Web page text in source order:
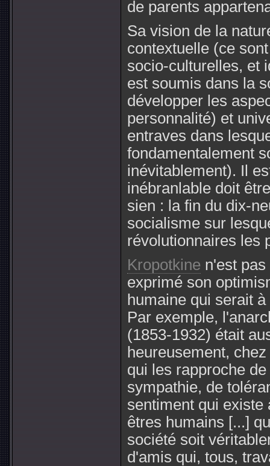
de parents
Sa vision de la
contextuelle (ce
socio-culturelles, et
est soumis dans la
développer les
personnalité) et
entraves dans
fondamentalement
inévitablement). Il
inébranlable doit
sien : la fin du dix-
socialisme sur
révolutionnaires les
Kropotkine n'est
exprimé son
humaine qui serait
Par exemple,
(1853-1932) était
heureusement,
qui les rapproche
sympathie, de
sentiment qui existe
êtres humains [...]
société soit
d'amis qui, tous,